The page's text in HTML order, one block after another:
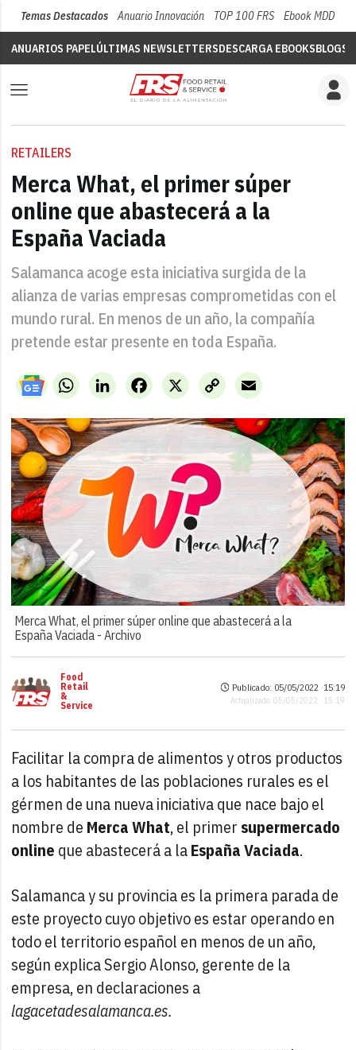
Temas Destacados Anuario Innovación TOP 100 FRS Ebook MDD
ANUARIOS PAPELÚLTIMAS NEWSLETTERSDESCARGA EBOOKSBLOGS
RETAILERS
Merca What, el primer súper
online que abastecerá a la
España Vaciada
Salamanca acoge esta iniciativa surgida de la
alianza de varias empresas comprometidas con el
mundo rural. En menos de un año, la compañía
pretende estar presente en toda España.
WhatsAppLinkedIn X
Facebook
Copy
Link
Email
Merca What, el primer súper online que abastecerá a la
España Vaciada -Archivo
Food
Retail
&
Service
Publicado: 05/05/2022 ·15:19
Actualizado: 05/05/2022 · 15:19
Facilitar la compra de alimentos y otros productos
a los habitantes de las poblaciones rurales es el
gérmen de una nueva iniciativa que nace bajo el
nombre de Merca What, el primer supermercado
online que abastecerá a laEspaña Vaciada.
Salamanca y su provincia es la primera parada de
este proyecto cuyo objetivo es estar operando en
todo el territorio español en menos de un año,
según explica Sergio Alonso, gerente de la
empresa, en declaraciones a
lagacetadesalamanca.es.